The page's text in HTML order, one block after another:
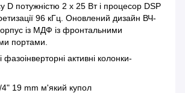
D потужністю 2 x 25 Вт і процесор DSP
96 кГц. Оновлений дизайн ВЧ-
із МДФ із фронтальними
портами.
фазоінверторні активні колонки-
4" 19 mm м'який купол